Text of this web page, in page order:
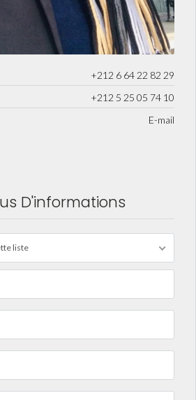
+212 6 64 22 82 29
+212 5 25 05 74 10
E-mail
D'informations
liste